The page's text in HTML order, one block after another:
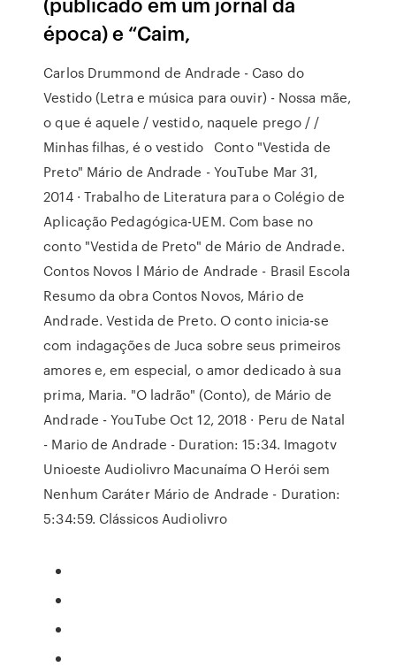
época) e “Caim,
Carlos Drummond de Andrade - Caso do
Vestido (Letra e música para ouvir) - Nossa mãe,
o que é aquele / vestido, naquele prego / /
Minhas filhas, é o vestido Conto "Vestida de
Preto" Mário de Andrade - YouTube Mar 31,
2014 · Trabalho de Literatura para o Colégio de
Aplicação Pedagógica-UEM. Com base no
conto "Vestida de Preto" de Mário de Andrade.
Contos Novos l Mário de Andrade - Brasil Escola
Resumo da obra Contos Novos, Mário de
Andrade. Vestida de Preto. O conto inicia-se
com indagações de Juca sobre seus primeiros
amores e, em especial, o amor dedicado à sua
prima, Maria. "O ladrão" (Conto), de Mário de
Andrade - YouTube Oct 12, 2018 · Peru de Natal
- Mario de Andrade - Duration: 15:34. Imagotv
Unioeste Audiolivro Macunaíma O Herói sem
Nenhum Caráter Mário de Andrade - Duration:
5:34:59. Clássicos Audiolivro